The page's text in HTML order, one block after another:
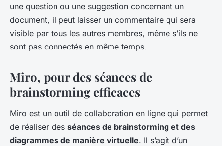
une question ou une suggestion concernant un
document, il peut laisser un commentaire qui sera
visible par tous les autres membres, même s’ils ne
sont pas connectés en même temps.
Miro, pour des séances de
brainstorming efficaces
Miro est un outil de collaboration en ligne qui permet
de réaliser des séances de brainstorming et des
diagrammes de manière virtuelle. Il s’agit d’un